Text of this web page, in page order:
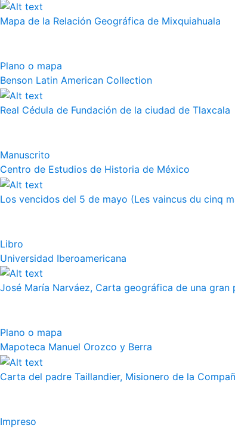
Mapa de la Relación Geográfica de Mixquiahuala
Plano o mapa
Benson Latin American Collection
Real Cédula de Fundación de la ciudad de Tlaxcala
Manuscrito
Centro de Estudios de Historia de México
Los vencidos del 5 de mayo (Les vaincus du cinq
Libro
Universidad Iberoamericana
José María Narváez, Carta geográfica de una gran
Plano o mapa
Mapoteca Manuel Orozco y Berra
Carta del padre Taillandier, Misionero de la
Impreso